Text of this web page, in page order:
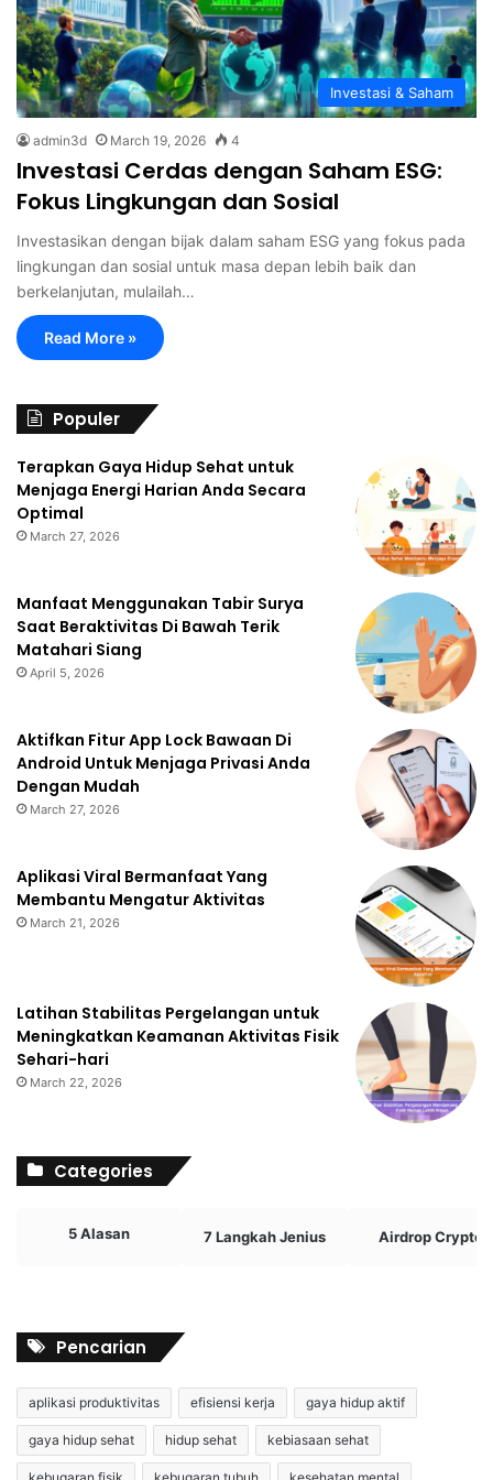
Investasi & Saham
admin3d March 19, 2026 4
Investasi Cerdas dengan Saham ESG:
Fokus Lingkungan dan Sosial
Investasikan dengan bijak dalam saham ESG yang fokus pada
lingkungan dan sosial untuk masa depan lebih baik dan
berkelanjutan, mulailah…
Read More »
Populer
Terapkan Gaya Hidup Sehat untuk
Menjaga Energi Harian Anda Secara
Optimal
March 27, 2026
Manfaat Menggunakan Tabir Surya
Saat Beraktivitas Di Bawah Terik
Matahari Siang
April 5, 2026
Aktifkan Fitur App Lock Bawaan Di
Android Untuk Menjaga Privasi Anda
Dengan Mudah
March 27, 2026
Aplikasi Viral Bermanfaat Yang
Membantu Mengatur Aktivitas
March 21, 2026
Latihan Stabilitas Pergelangan untuk
Meningkatkan Keamanan Aktivitas Fisik
Sehari-hari
March 22, 2026
Categories
5 Alasan 7 Langkah Jenius Airdrop Crypto
Pencarian
aplikasi produktivitas efisiensi kerja gaya hidup aktif
gaya hidup sehat hidup sehat kebiasaan sehat